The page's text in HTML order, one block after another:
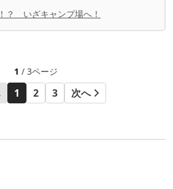
？ いざキャンプ場へ！
1 / 3ページ
1 2 3 次へ